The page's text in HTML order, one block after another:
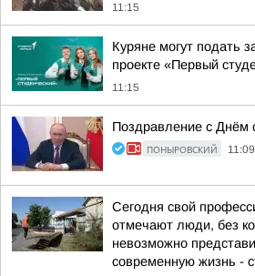
11:15
Куряне могут подать
проекте «Первый
11:15
Поздравление с Днём
ПОНЫРОВСКИЙ 11:09
Сегодня свой
отмечают люди, без
невозможно
современную жизнь -